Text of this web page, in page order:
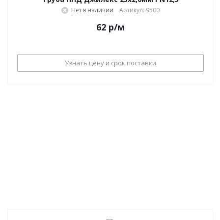
Нет в наличии Артикул: 9500
62 р/м
Узнать цену и срок поставки